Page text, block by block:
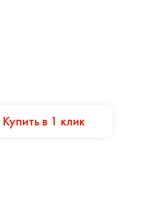
Купить в 1 клик